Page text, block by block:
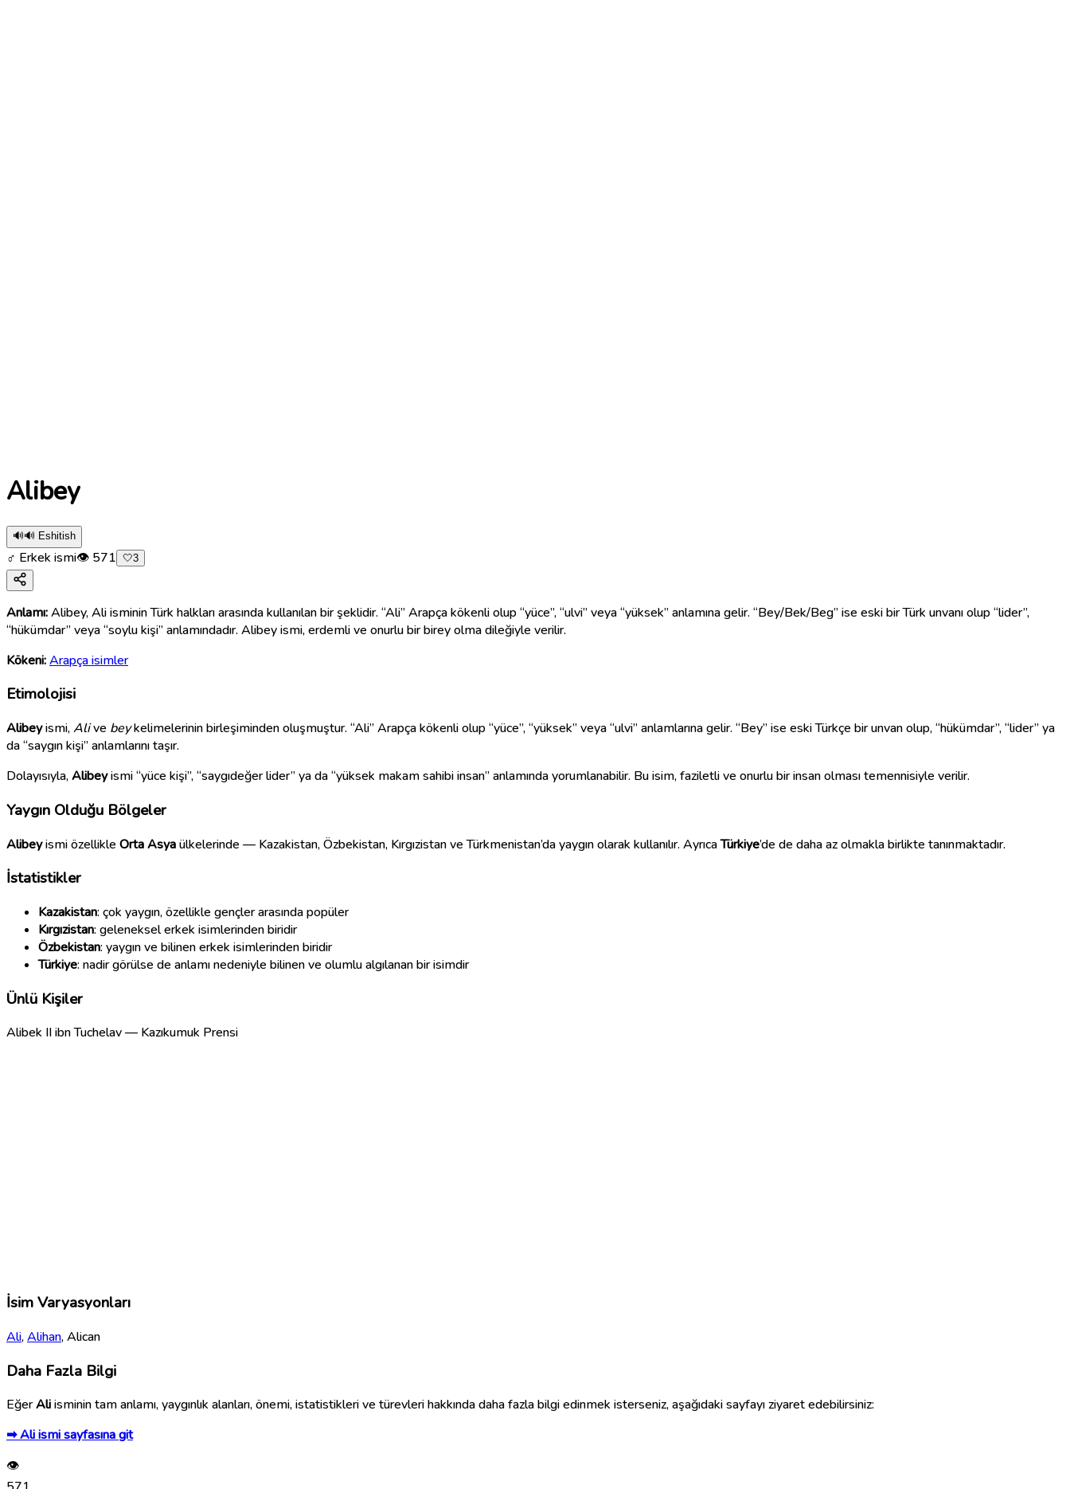
Alibey
🔊🔊 Eshitish
♂ Erkek ismi👁 571 🤍3
Anlamı:Alibey, Ali isminin Türk halkları arasında kullanılan bir şeklidir. “Ali” Arapça kökenli olup “yüce”, “ulvi” veya “yüksek” anlamına gelir. “Bey/Bek/Beg” ise eski bir Türk unvanı olup “lider”,
“hükümdar” veya “soylu kişi” anlamındadır. Alibey ismi, erdemli ve onurlu bir birey olma dileğiyle verilir.
Kökeni:Arapça isimler
Etimolojisi
Alibeyismi,Alive beykelimelerinin birleşiminden oluşmuştur. “Ali” Arapça kökenli olup “yüce”, “yüksek” veya “ulvi” anlamlarına gelir. “Bey” ise eski Türkçe bir unvan olup, “hükümdar”, “lider” ya
da “saygın kişi” anlamlarını taşır.
Dolayısıyla,Alibeyismi “yüce kişi”, “saygıdeğer lider” ya da “yüksek makam sahibi insan” anlamında yorumlanabilir. Bu isim, faziletli ve onurlu bir insan olması temennisiyle verilir.
Yaygın Olduğu Bölgeler
Alibeyismi özellikle Orta Asyaülkelerinde — Kazakistan, Özbekistan, Kırgızistan ve Türkmenistan’da yaygın olarak kullanılır. AyrıcaTürkiye’de de daha az olmakla birlikte tanınmaktadır.
İstatistikler
Kazakistan: çok yaygın, özellikle gençler arasında popüler
Kırgızistan: geleneksel erkek isimlerinden biridir
Özbekistan: yaygın ve bilinen erkek isimlerinden biridir
Türkiye: nadir görülse de anlamı nedeniyle bilinen ve olumlu algılanan bir isimdir
Ünlü Kişiler
Alibek II ibn Tuchelav — Kazıkumuk Prensi
İsim Varyasyonları
Ali,Alihan, Alican
Daha Fazla Bilgi
EğerAliisminin tam anlamı, yaygınlık alanları, önemi, istatistikleri ve türevleri hakkında daha fazla bilgi edinmek isterseniz, aşağıdaki sayfayı ziyaret edebilirsiniz:
➡ Ali ismi sayfasına git
👁